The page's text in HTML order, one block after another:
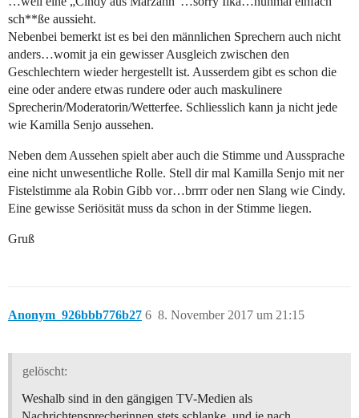
sch**ße aussieht.
Nebenbei bemerkt ist es bei den männlichen Sprechern auch nicht
anders…womit ja ein gewisser Ausgleich zwischen den
Geschlechtern wieder hergestellt ist. Ausserdem gibt es schon die
eine oder andere etwas rundere oder auch maskulinere
Sprecherin/Moderatorin/Wetterfee. Schliesslich kann ja nicht jede
wie Kamilla Senjo aussehen.
Neben dem Aussehen spielt aber auch die Stimme und Aussprache
eine nicht unwesentliche Rolle. Stell dir mal Kamilla Senjo mit ner
Fistelstimme ala Robin Gibb vor…brrrr oder nen Slang wie Cindy.
Eine gewisse Seriösität muss da schon in der Stimme liegen.
Gruß
Anonym_926bbb776b27 8. November 2017 um 21:15
6
gelöscht:
Weshalb sind in den gängigen TV-Medien als